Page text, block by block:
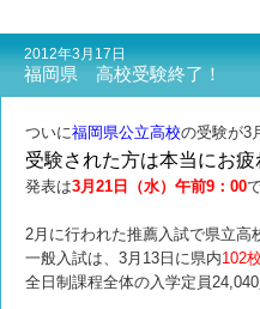
2012年3月17日
福岡県 高校受験終了！
ついに福岡県公立高校の受験が3
受験された方は本当にお疲
発表は3月21日（水）午前9：00
2月に行われた推薦入試で県立高
一般入試は、3月13日に県内102校
全日制課程全体の入学定員